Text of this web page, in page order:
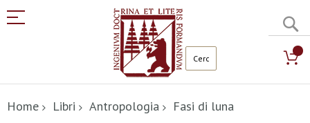
al
contenuto
Home Libri Antropologia Fasi di luna